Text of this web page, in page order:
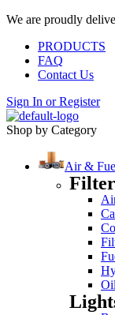
We are proudly
PRODUCTS
FAQ
Contact Us
Sign In orRegister
Shop by Category
Air &